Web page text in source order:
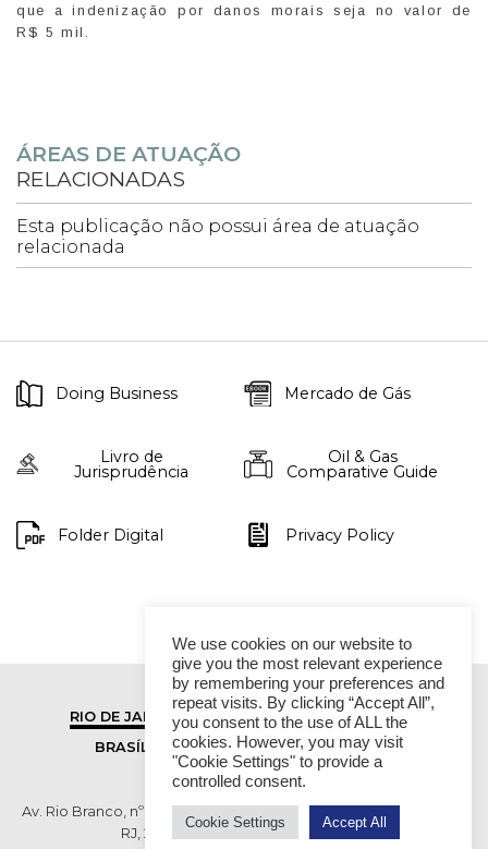
que a indenização por danos morais seja no valor de
R$ 5 mil.
ÁREAS DE ATUAÇÃO
RELACIONADAS
Esta publicação não possui área de atuação
relacionada
Doing Business Mercado de Gás
Livro de
Jurisprudência
Oil & Gas
Comparative Guide
Folder Digital Privacy Policy
RIO DE JANEIRO
SÃO PAULO
BRASÍLIA
VITÓRIA
Av. Rio Branco, nº 01, 14º andar - Ed. RB1- Centro, Rio de Janeiro -
RJ, 20090-003 TEL (55 21) 2276 6200
We use cookies on our website to
give you the most relevant experience
by remembering your preferences and
repeat visits. By clicking “Accept All”,
you consent to the use of ALL the
cookies. However, you may visit
"Cookie Settings" to provide a
controlled consent.
Cookie Settings Accept All